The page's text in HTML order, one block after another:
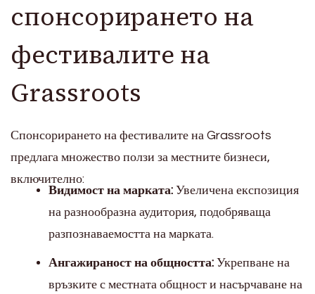
спонсорирането на
фестивалите на
Grassroots
Спонсорирането на фестивалите на Grassroots
предлага множество ползи за местните бизнеси,
включително:
Видимост на марката: Увеличена експозиция
на разнообразна аудитория, подобряваща
разпознаваемостта на марката.
Ангажираност на общността: Укрепване на
връзките с местната общност и насърчаване на